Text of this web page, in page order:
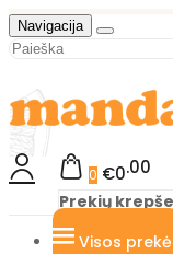
Navigacija
0 €0 00
Prekių
Visos